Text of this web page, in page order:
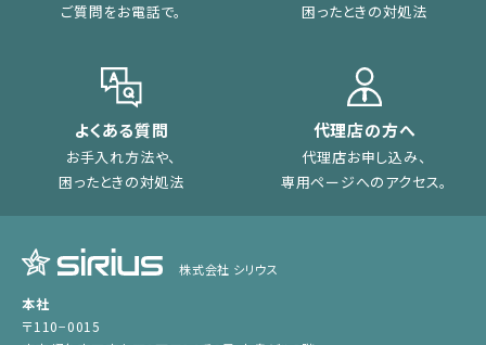
ご質問をお電話で。
困ったときの対処法
よくある質問
お手入れ方法や、
困ったときの対処法
代理店の方へ
代理店お申し込み、
専用ページへのアクセス。
株式会社 シリウス
本社
〒110−0015